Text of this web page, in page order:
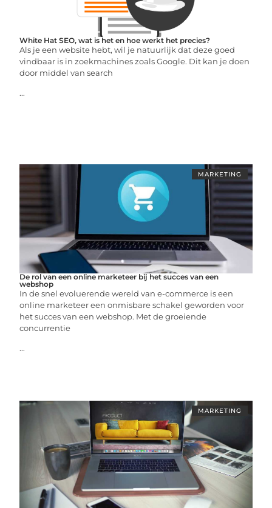
White Hat SEO, wat is het en hoe werkt het precies?
Als je een website hebt, wil je natuurlijk dat deze goed
vindbaar is in zoekmachines zoals Google. Dit kan je doen
door middel van search
...
MARKETING
De rol van een online marketeer bij het succes van een
webshop
In de snel evoluerende wereld van e-commerce is een
online marketeer een onmisbare schakel geworden voor
het succes van een webshop. Met de groeiende
concurrentie
...
MARKETING